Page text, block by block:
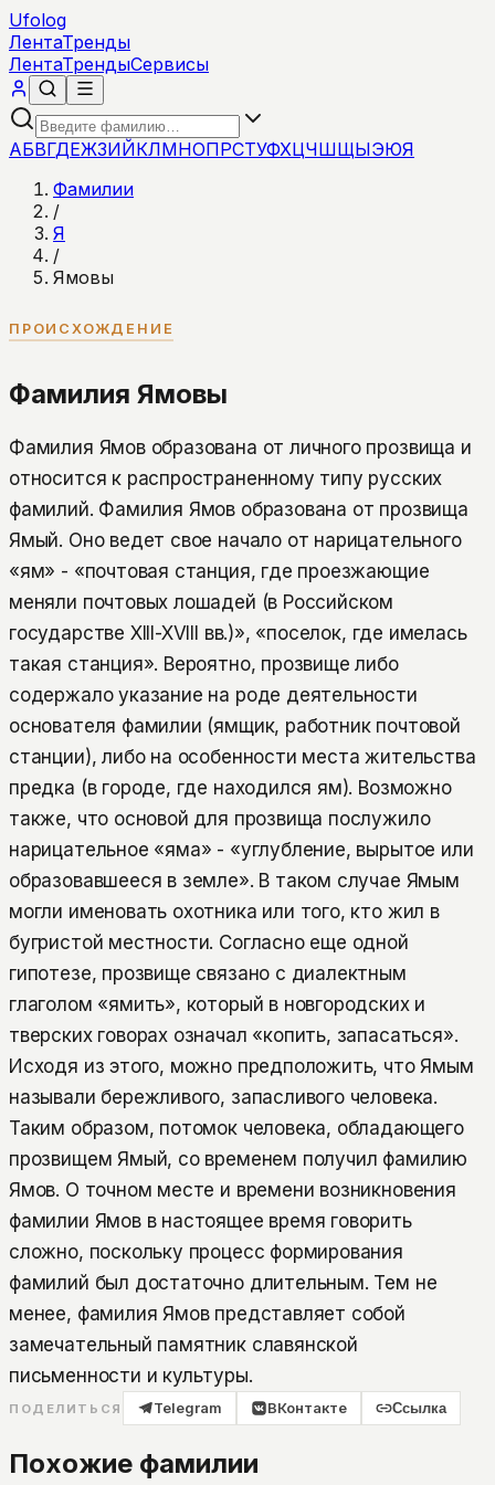
Ufolog
ЛентаТренды
ЛентаТрендыСервисы
АБВГДЕЖЗИЙКЛМНОПРСТУФХЦЧШЩЫЭЮЯ
Фамилии
/
Я
/
Ямовы
ПРОИСХОЖДЕНИЕ
Фамилия Ямовы
Фамилия Ямов образована от личного прозвища и
относится к распространенному типу русских
фамилий. Фамилия Ямов образована от прозвища
Ямый. Оно ведет свое начало от нарицательного
«ям» - «почтовая станция, где проезжающие
меняли почтовых лошадей (в Российском
государстве XIII-XVIII вв.)», «поселок, где имелась
такая станция». Вероятно, прозвище либо
содержало указание на роде деятельности
основателя фамилии (ямщик, работник почтовой
станции), либо на особенности места жительства
предка (в городе, где находился ям). Возможно
также, что основой для прозвища послужило
нарицательное «яма» - «углубление, вырытое или
образовавшееся в земле». В таком случае Ямым
могли именовать охотника или того, кто жил в
бугристой местности. Согласно еще одной
гипотезе, прозвище связано с диалектным
глаголом «ямить», который в новгородских и
тверских говорах означал «копить, запасаться».
Исходя из этого, можно предположить, что Ямым
называли бережливого, запасливого человека.
Таким образом, потомок человека, обладающего
прозвищем Ямый, со временем получил фамилию
Ямов. О точном месте и времени возникновения
фамилии Ямов в настоящее время говорить
сложно, поскольку процесс формирования
фамилий был достаточно длительным. Тем не
менее, фамилия Ямов представляет собой
замечательный памятник славянской
письменности и культуры.
ПОДЕЛИТЬСЯ Telegram ВКонтакте Ссылка
Похожие фамилии